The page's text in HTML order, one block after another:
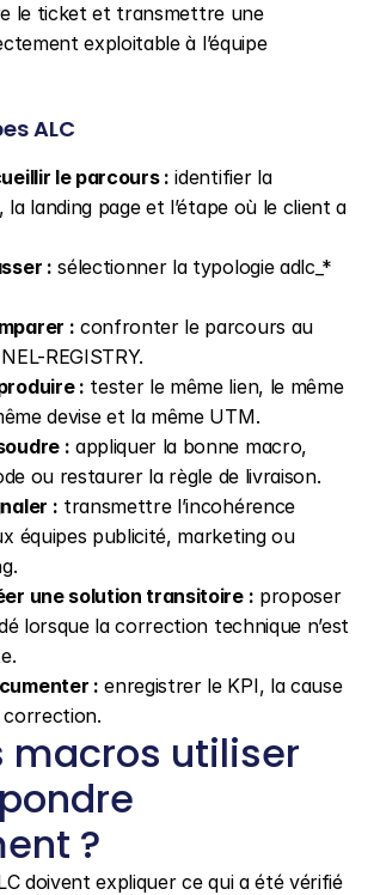
le ticket et transmettre une
exploitable à l’équipe
ALC
le parcours : identifier la
la landing page et l’étape où le client a
: sélectionner la typologie adlc_*
: confronter le parcours au
REGISTRY.
: tester le même lien, le même
devise et la même UTM.
: appliquer la bonne macro,
ou restaurer la règle de livraison.
: transmettre l’incohérence
équipes publicité, marketing ou
une solution transitoire : proposer
lorsque la correction technique n’est
: enregistrer le KPI, la cause
macros utiliser
?
doivent expliquer ce qui a été vérifié